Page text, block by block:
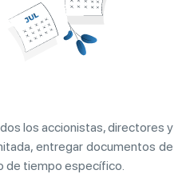
los accionistas, directores y
entregar documentos de
de tiempo específico.